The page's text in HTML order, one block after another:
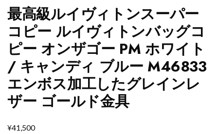
最高級ルイヴィトンスーパー
コピー ルイヴィトンバッグコ
ピー オンザゴー PM ホワイト
/ キャンディ ブルー M46833
エンボス加工したグレインレ
ザー ゴールド金具
¥41,500